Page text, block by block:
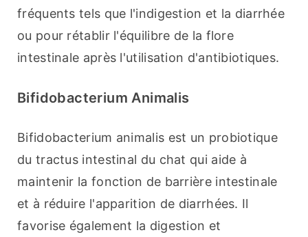
fréquents tels que l'indigestion et la diarrhée
ou pour rétablir l'équilibre de la flore
intestinale après l'utilisation d'antibiotiques.
Bifidobacterium Animalis
Bifidobacterium animalis est un probiotique
du tractus intestinal du chat qui aide à
maintenir la fonction de barrière intestinale
et à réduire l'apparition de diarrhées. Il
favorise également la digestion et